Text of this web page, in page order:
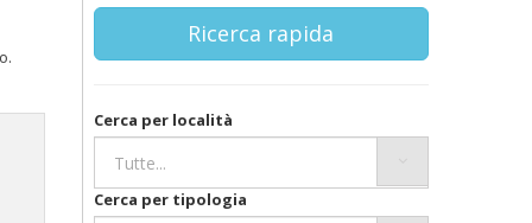
Ricerca rapida
Cerca per località
Cerca per tipologia